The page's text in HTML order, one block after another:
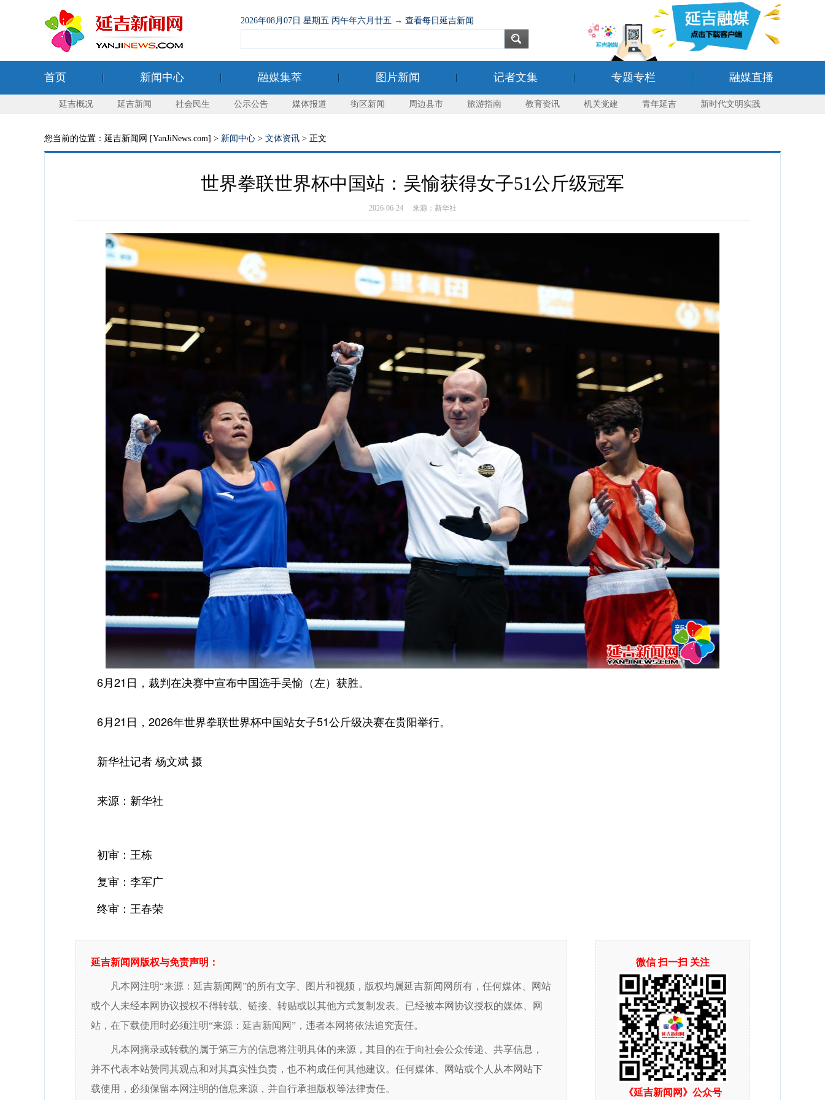
2026年08月07日 星期五 丙午年六月廿五 → 查看每日延吉新闻
首页 新闻中心 融媒集萃 图片新闻 记者文集 专题专栏 融媒直播
延吉概况 延吉新闻 社会民生 公示公告 媒体报道 街区新闻 周边县市 旅游指南 教育资讯 机关党建 青年延吉 新时代文明实践
您当前的位置：延吉新闻网 [YanJiNews.com] > 新闻中心 > 文体资讯 > 正文
世界拳联世界杯中国站：吴愉获得女子51公斤级冠军
2026-06-24 来源：新华社
6月21日，裁判在决赛中宣布中国选手吴愉（左）获胜。
6月21日，2026年世界拳联世界杯中国站女子51公斤级决赛在贵阳举行。
新华社记者 杨文斌 摄
来源：新华社
初审：王栋
复审：李军广
终审：王春荣
微信 扫一扫 关注
《延吉新闻网》公众号
延吉新闻网版权与免责声明：
凡本网注明“来源：延吉新闻网”的所有文字、图片和视频，版权均属延吉新闻网所有，任何媒体、网站
或个人未经本网协议授权不得转载、链接、转贴或以其他方式复制发表。已经被本网协议授权的媒体、网
站，在下载使用时必须注明“来源：延吉新闻网”，违者本网将依法追究责任。
凡本网摘录或转载的属于第三方的信息将注明具体的来源，其目的在于向社会公众传递、共享信息，
并不代表本站赞同其观点和对其真实性负责，也不构成任何其他建议。任何媒体、网站或个人从本网站下
载使用，必须保留本网注明的信息来源，并自行承担版权等法律责任。